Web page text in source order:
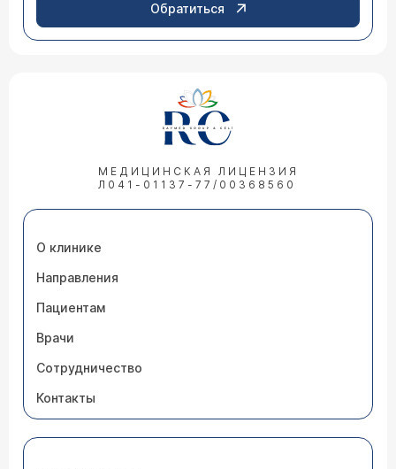
Обратиться
МЕДИЦИНСКАЯ ЛИЦЕНЗИЯ
Л041-01137-77/00368560
О клинике
Направления
Пациентам
Врачи
Сотрудничество
Контакты